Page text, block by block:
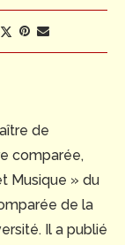
de
comparée,
Musique » du
de la
Il a publié